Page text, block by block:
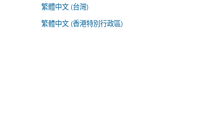
繁體中文 (台灣)
繁體中文 (香港特別行政區)